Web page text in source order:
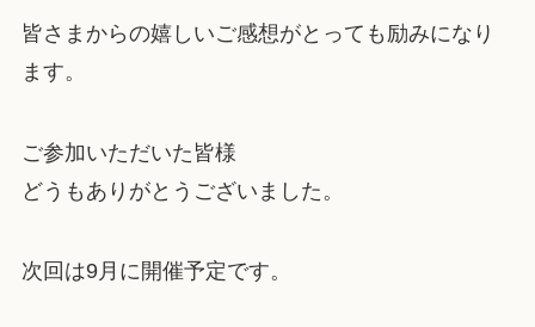
皆さまからの嬉しいご感想がとっても励みになり
ます。
ご参加いただいた皆様
どうもありがとうございました。
次回は9月に開催予定です。